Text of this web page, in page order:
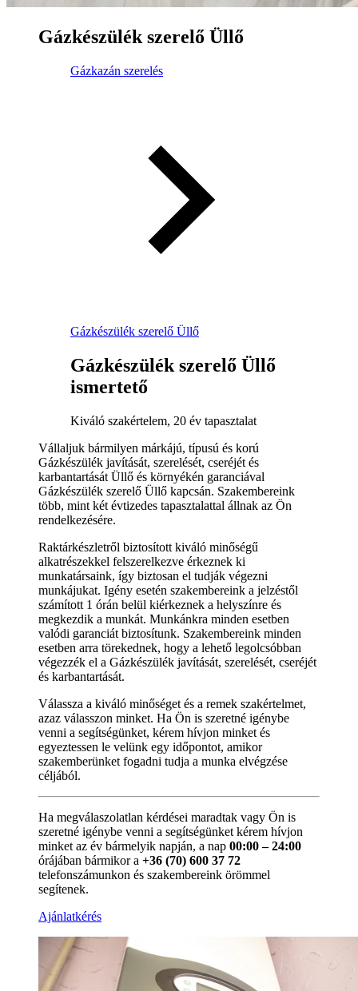
Gázkészülék szerelő Üllő
Gázkazán szerelés
Gázkészülék szerelő Üllő
Gázkészülék szerelő Üllő
ismertető
Kiváló szakértelem, 20 év tapasztalat
Vállaljuk bármilyen márkájú, típusú és korú
Gázkészülék javítását, szerelését, cseréjét és
karbantartását Üllő és környékén garanciával
Gázkészülék szerelő Üllő kapcsán. Szakembereink
több, mint két évtizedes tapasztalattal állnak az Ön
rendelkezésére.
Raktárkészletről biztosított kiváló minőségű
alkatrészekkel felszerelkezve érkeznek ki
munkatársaink, így biztosan el tudják végezni
munkájukat. Igény esetén szakembereink a jelzéstől
számított 1 órán belül kiérkeznek a helyszínre és
megkezdik a munkát. Munkánkra minden esetben
valódi garanciát biztosítunk. Szakembereink minden
esetben arra törekednek, hogy a lehető legolcsóbban
végezzék el a Gázkészülék javítását, szerelését, cseréjét
és karbantartását.
Válassza a kiváló minőséget és a remek szakértelmet,
azaz válasszon minket. Ha Ön is szeretné igénybe
venni a segítségünket, kérem hívjon minket és
egyeztessen le velünk egy időpontot, amikor
szakemberünket fogadni tudja a munka elvégzése
céljából.
Ha megválaszolatlan kérdései maradtak vagy Ön is
szeretné igénybe venni a segítségünket kérem hívjon
minket az év bármelyik napján, a nap 00:00 – 24:00
órájában bármikor a +36 (70) 600 37 72
telefonszámunkon és szakembereink örömmel
segítenek.
Ajánlatkérés